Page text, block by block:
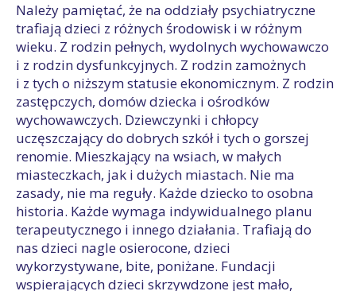
Należy pamiętać, że na oddziały psychiatryczne
trafiają dzieci z różnych środowisk i w różnym
wieku. Z rodzin pełnych, wydolnych wychowawczo
i z rodzin dysfunkcyjnych. Z rodzin zamożnych
i z tych o niższym statusie ekonomicznym. Z rodzin
zastępczych, domów dziecka i ośrodków
wychowawczych. Dziewczynki i chłopcy
uczęszczający do dobrych szkół i tych o gorszej
renomie. Mieszkający na wsiach, w małych
miasteczkach, jak i dużych miastach. Nie ma
zasady, nie ma reguły. Każde dziecko to osobna
historia. Każde wymaga indywidualnego planu
terapeutycznego i innego działania. Trafiają do
nas dzieci nagle osierocone, dzieci
wykorzystywane, bite, poniżane. Fundacji
wspierających dzieci skrzywdzone jest mało,